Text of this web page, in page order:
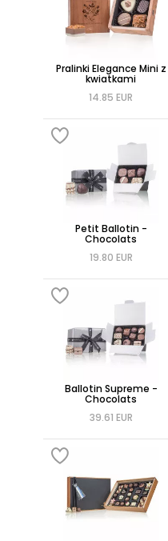
Pralinki Elegance Mini z
kwiatkami
14.85 EUR
Petit Ballotin -
Chocolats
19.80 EUR
Ballotin Supreme -
Chocolats
39.61 EUR